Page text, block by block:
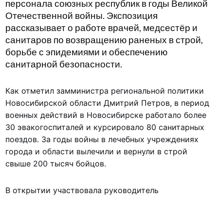
персонала союзных республик в годы Великой
Отечественной войны. Экспозиция
рассказывает о работе врачей, медсестёр и
санитаров по возвращению раненых в строй,
борьбе с эпидемиями и обеспечению
санитарной безопасности.
Как отметил замминистра региональной политики
Новосибирской области Дмитрий Петров, в период
военных действий в Новосибирске работало более
30 эвакогоспиталей и курсировало 80 санитарных
поездов. За годы войны в лечебных учреждениях
города и области вылечили и вернули в строй
свыше 200 тысяч бойцов.
В открытии участвовала руководитель